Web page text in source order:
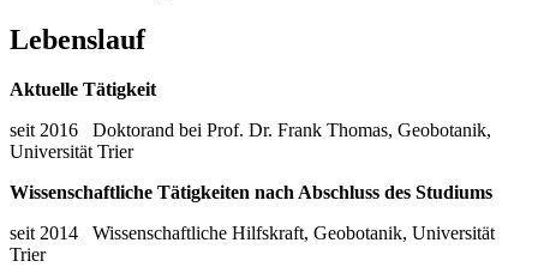
Lebenslauf
Aktuelle Tätigkeit
seit 2016 Doktorand bei Prof. Dr. Frank Thomas, Geobotanik,
Universität Trier
Wissenschaftliche Tätigkeiten nach Abschluss des Studiums
seit 2014 Wissenschaftliche Hilfskraft, Geobotanik, Universität
Trier